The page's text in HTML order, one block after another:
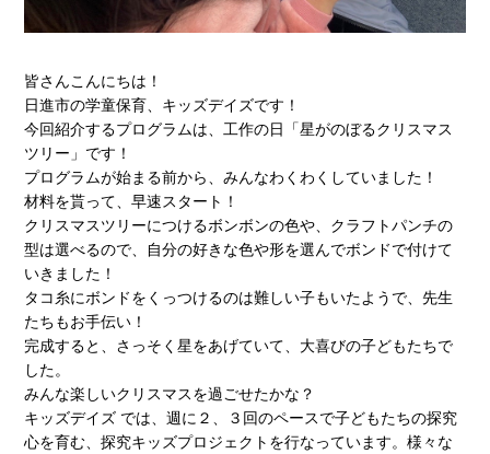
皆さんこんにちは！
日進市の学童保育、キッズデイズです！
今回紹介するプログラムは、工作の日「星がのぼるクリスマス
ツリー」です！
プログラムが始まる前から、みんなわくわくしていました！
材料を貰って、早速スタート！
クリスマスツリーにつけるボンボンの色や、クラフトパンチの
型は選べるので、自分の好きな色や形を選んでボンドで付けて
いきました！
タコ糸にボンドをくっつけるのは難しい子もいたようで、先生
たちもお手伝い！
完成すると、さっそく星をあげていて、大喜びの子どもたちで
した。
みんな楽しいクリスマスを過ごせたかな？
キッズデイズ では、週に２、３回のペースで子どもたちの探究
心を育む、探究キッズプロジェクトを行なっています。様々な